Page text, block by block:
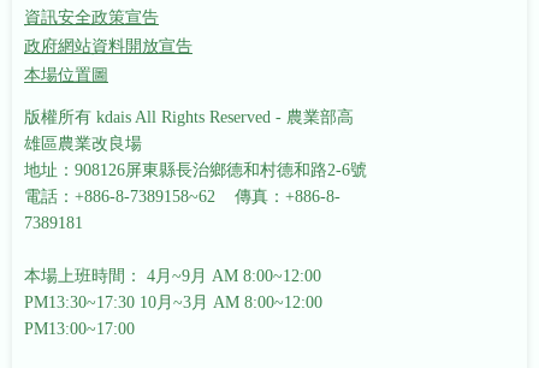
資訊安全政策宣告
政府網站資料開放宣告
本場位置圖
版權所有 kdais All Rights Reserved - 農業部高
雄區農業改良場
地址：908126屏東縣長治鄉德和村德和路2-6號
電話：+886-8-7389158~62 傳真：+886-8-
7389181
本場上班時間： 4月~9月 AM 8:00~12:00
PM13:30~17:30 10月~3月 AM 8:00~12:00
PM13:00~17:00